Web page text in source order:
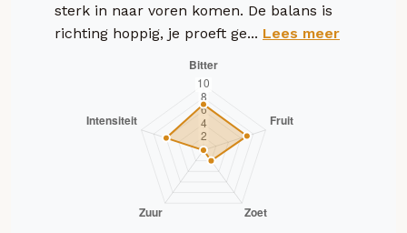
sterk in naar voren komen. De balans is
richting hoppig, je proeft ge... Lees meer